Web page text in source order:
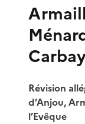
Révision
d’Anjou,
l’Evêque